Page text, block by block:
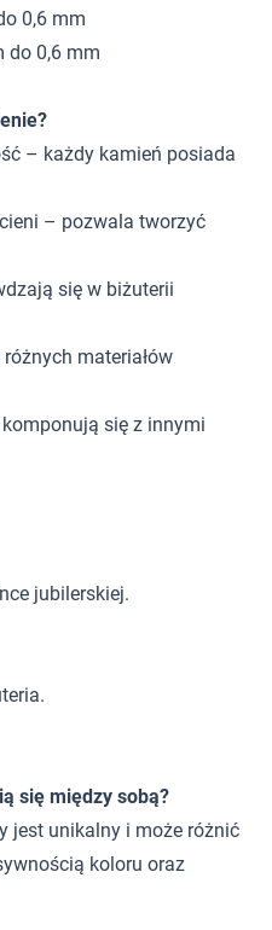
0,6 mm
do 0,6 mm
– każdy kamień posiada
– pozwala tworzyć
się w biżuterii
materiałów
się z innymi
jubilerskiej.
się między sobą?
jest unikalny i może różnić
koloru oraz